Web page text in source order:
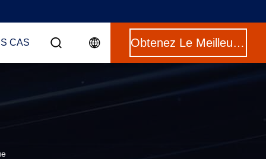
CAS Obtenez Le Meilleur Prix